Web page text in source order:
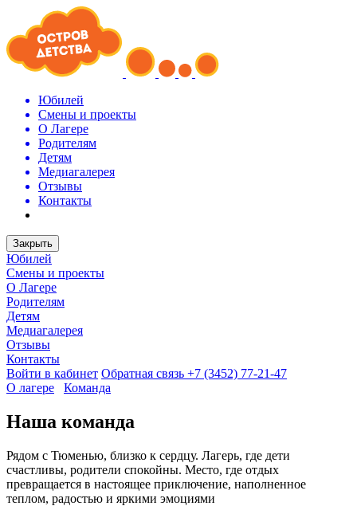
Юбилей
Смены и проекты
О Лагере
Родителям
Детям
Медиагалерея
Отзывы
Контакты
Закрыть
Юбилей
Смены и проекты
О Лагере
Родителям
Детям
Медиагалерея
Отзывы
Контакты
Войти в кабинет Обратная связь +7 (3452) 77-21-47
О лагере
Команда
Наша команда
Рядом с Тюменью, близко к сердцу. Лагерь, где дети
счастливы, родители спокойны. Место, где отдых
превращается в настоящее приключение, наполненное
теплом, радостью и яркими эмоциями